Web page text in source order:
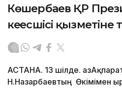
Көшербаев ҚР
кеңесшісі
АСТАНА. 13 шілде.
Н.Назарбаевтың Өкімімен